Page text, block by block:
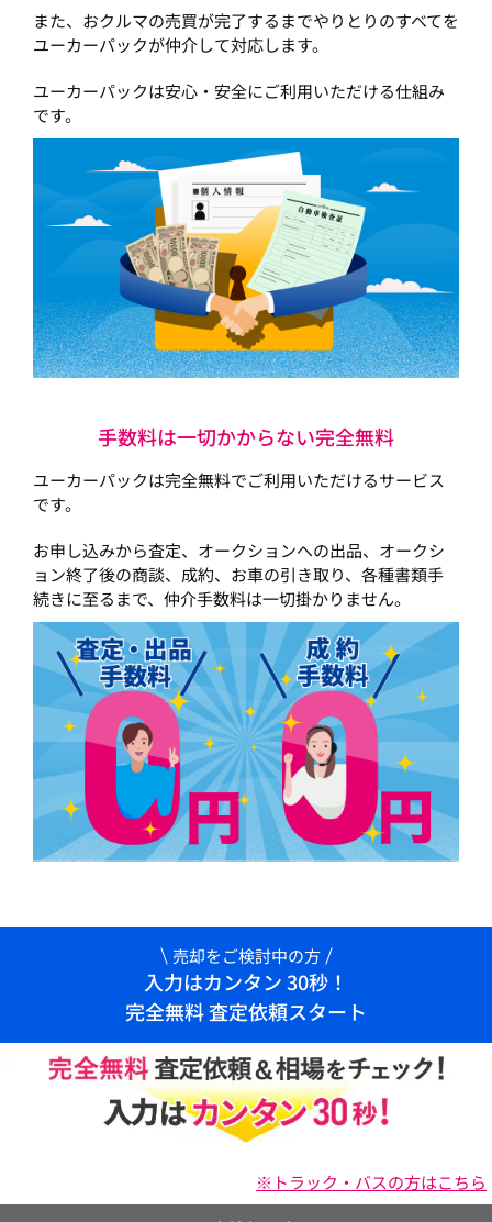
また、おクルマの売買が完了するまでやりとりのすべてを
ユーカーパックが仲介して対応します。
ユーカーパックは安心・安全にご利用いただける仕組み
です。
手数料は一切かからない完全無料
ユーカーパックは完全無料でご利用いただけるサービス
です。
お申し込みから査定、オークションへの出品、オークシ
ョン終了後の商談、成約、お車の引き取り、各種書類手
続きに至るまで、仲介手数料は一切掛かりません。
売却をご検討中の方
入力はカンタン 30秒！
完全無料 査定依頼スタート
※トラック・バスの方はこちら